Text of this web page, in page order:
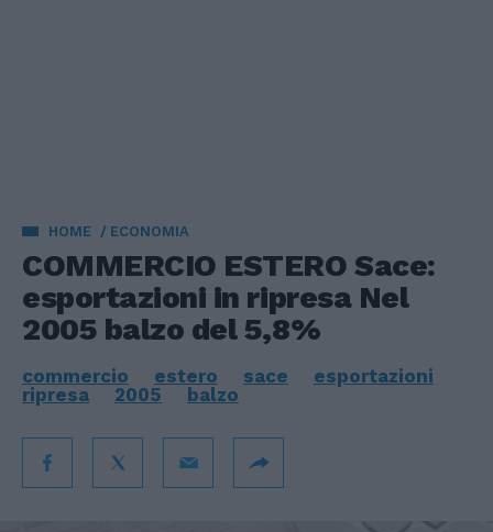
HOME ECONOMIA
COMMERCIO ESTERO Sace:
esportazioni in ripresa Nel
2005 balzo del 5,8%
commercio estero sace
esportazioni
ripresa
2005 balzo